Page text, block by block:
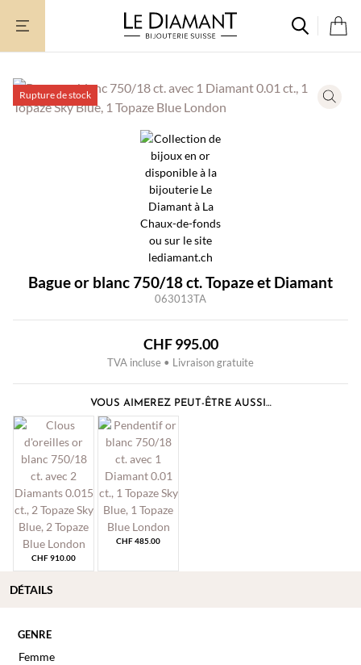
Rupture de stock
Bague or blanc 750/18 ct. Topaze et Diamant
063013TA
CHF995.00
TVA incluse • Livraison gratuite
VOUS AIMEREZ PEUT-ÊTRE AUSSI…
CHF910.00
CHF485.00
GENRE
Femme
DÉTAILS